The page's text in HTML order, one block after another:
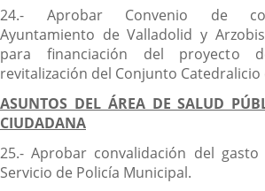
24.- Aprobar Convenio de
Ayuntamiento de Valladolid y
para financiación del proyecto
revitalización del Conjunto Catedralicio
ASUNTOS DEL ÁREA DE SALUD
CIUDADANA
25.- Aprobar convalidación del
Servicio de Policía Municipal.